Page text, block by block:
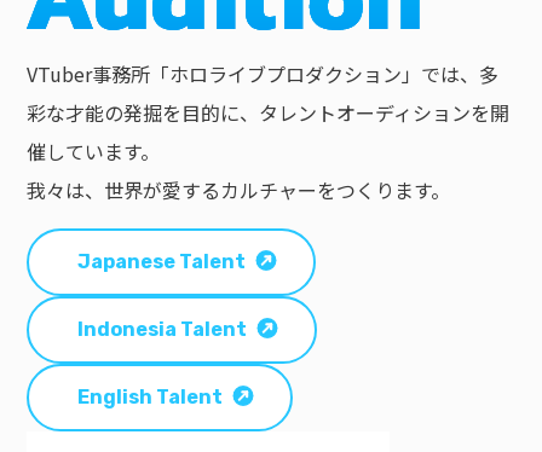
VTuber事務所「ホロライブプロダクション」では、多
彩な才能の発掘を目的に、タレントオーディションを開
催しています。
我々は、世界が愛するカルチャーをつくります。
Japanese Talent
Indonesia Talent
English Talent